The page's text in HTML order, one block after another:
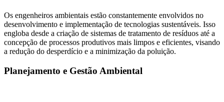
Os engenheiros ambientais estão constantemente envolvidos no
desenvolvimento e implementação de tecnologias sustentáveis. Isso
engloba desde a criação de sistemas de tratamento de resíduos até a
concepção de processos produtivos mais limpos e eficientes, visando
a redução do desperdício e a minimização da poluição.
Planejamento e Gestão Ambiental